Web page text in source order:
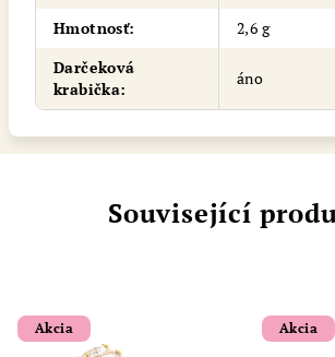
Hmotnosť:
2,6 g
Darčeková
krabička:
áno
Související
Akcia Akcia